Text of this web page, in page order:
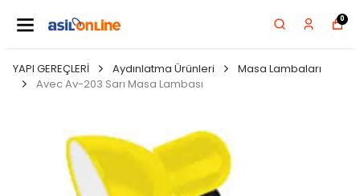
0
YAPI GEREÇLERİ Aydınlatma Ürünleri
Masa Lambaları
Avec Av-203 Sarı Masa Lambası